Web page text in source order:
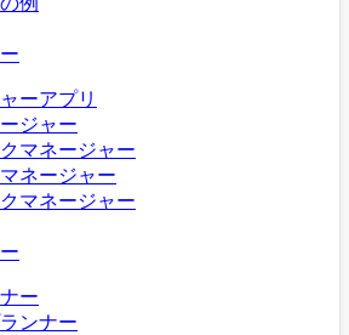
ーアプリ
ジャー
マネージャー
ネージャー
マネージャー
ー
ンナー